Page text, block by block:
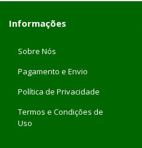
Informações
Sobre Nós
Pagamento e Envio
Política de Privacidade
Termos e Condições de
Uso